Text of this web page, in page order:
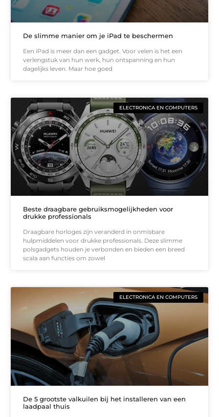
De slimme manier om je iPad te beschermen
Een iPad is meer dan een gadget. Voor velen is het een
verlengstuk van hun werk, hun ontspanning en hun
dagelijks leven. Maar hoe goed
ELECTRONICA EN COMPUTERS
Beste draagbare gebruiksmogelijkheden voor
drukke professionals
Draagbare horloges zijn veranderd in onmisbare
hulpmiddelen voor drukke professionals. Deze slimme
polsgadgets houden je verbonden en bieden een breed
scala aan functies om zowel
ELECTRONICA EN COMPUTERS
De 5 grootste valkuilen bij het installeren van een
laadpaal thuis